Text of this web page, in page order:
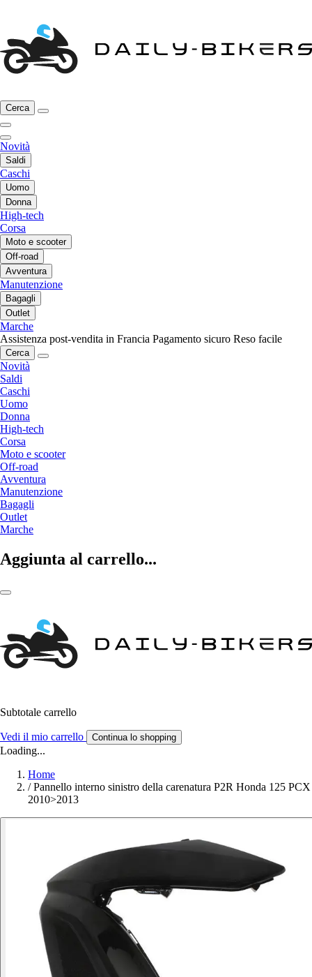
Cerca
Novità
Saldi
Caschi
Uomo
Donna
High-tech
Corsa
Moto e scooter
Off-road
Avventura
Manutenzione
Bagagli
Outlet
Marche
Assistenza post-vendita in Francia Pagamento sicuro Reso facile
Cerca
Novità
Saldi
Caschi
Uomo
Donna
High-tech
Corsa
Moto e scooter
Off-road
Avventura
Manutenzione
Bagagli
Outlet
Marche
Aggiunta al carrello...
Subtotale carrello
Vedi il mio carrello Continua lo shopping
Loading...
Home
/ Pannello interno sinistro della carenatura P2R Honda 125 PCX
2010>2013